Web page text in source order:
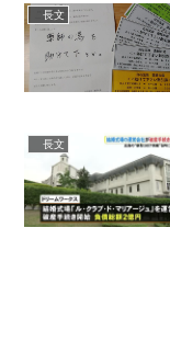
長文
長文